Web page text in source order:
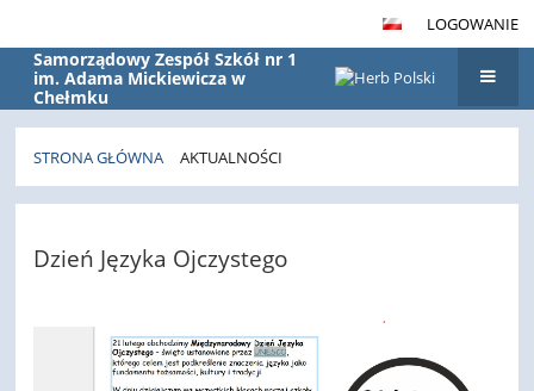
LOGOWANIE
Samorządowy Zespół Szkół nr 1
im. Adama Mickiewicza w
Chełmku
STRONA GŁÓWNA AKTUALNOŚCI
Dzień Języka Ojczystego